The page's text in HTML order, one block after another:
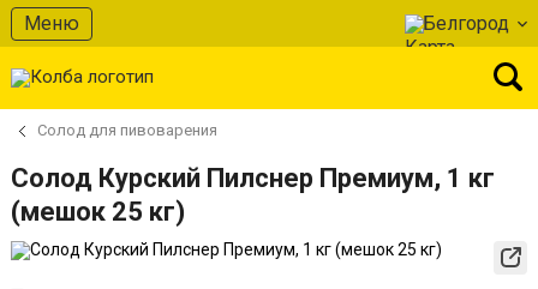
Меню Белгород
Солод для пивоварения
Солод Курский Пилснер Премиум, 1 кг
(мешок 25 кг)